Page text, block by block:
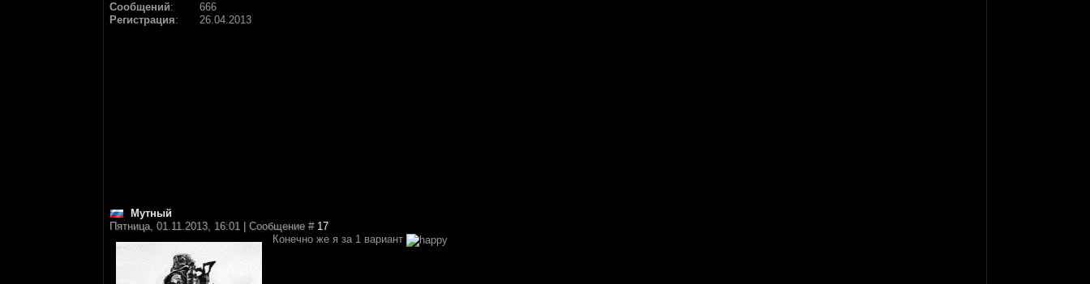
Сообщений:
666
Регистрация: 26.04.2013
Мутный
Пятница, 01.11.2013, 16:01 | Сообщение # 17
Конечно же я за 1 вариант